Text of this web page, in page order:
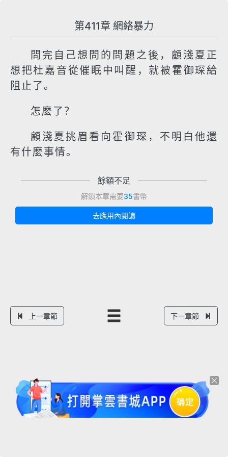
第411章 網絡暴力
問完自己想問的問題之後，顧淺夏正
想把杜嘉音從催眠中叫醒，就被霍御琛給
阻止了。
怎麼了？
顧淺夏挑眉看向霍御琛，不明白他還
有什麼事情。
餘額不足
解鎖本章需要35書幣
去應用內閱讀
上一章節 下一章節